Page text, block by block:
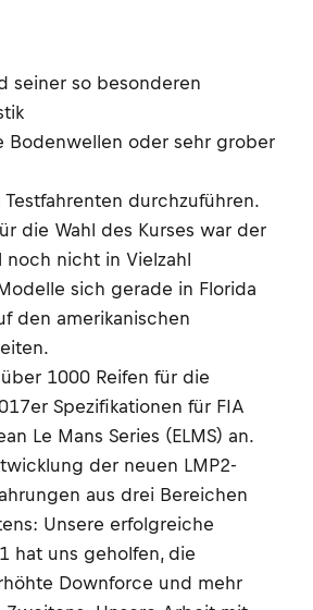
seiner so besonderen
Bodenwellen oder sehr grober
durchzuführen.
die Wahl des Kurses war der
noch nicht in Vielzahl
sich gerade in Florida
den amerikanischen
1000 Reifen für die
Spezifikationen für FIA
Le Mans Series (ELMS) an.
der neuen LMP2-
aus drei Bereichen
Unsere erfolgreiche
hat uns geholfen, die
Downforce und mehr